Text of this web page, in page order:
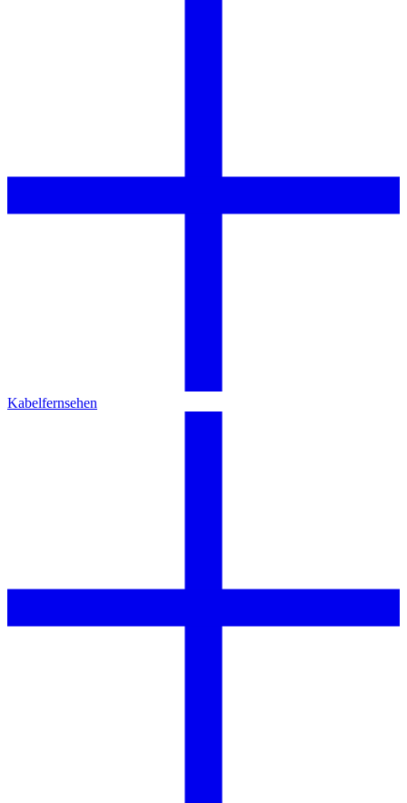
Kabelfernsehen